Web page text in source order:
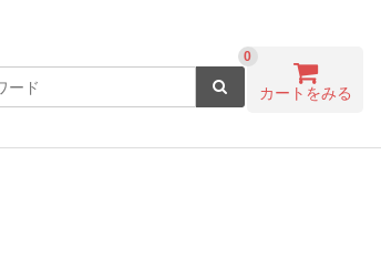
カートをみる
0